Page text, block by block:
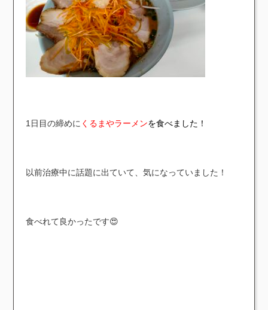
1日目の締めに くるまやラーメンを食べました！
以前治療中に話題に出ていて、気になっていました！
食べれて良かったです😍